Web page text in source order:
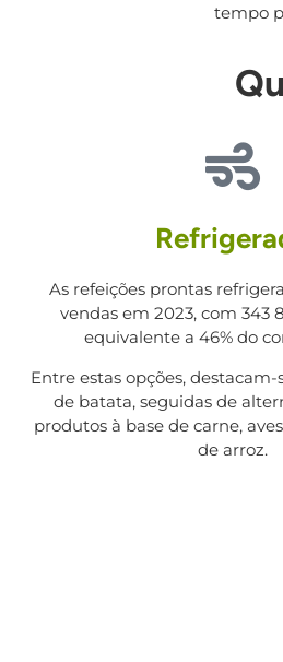
tempo
As refeições prontas
vendas em 2023, com 343
equivalente a 46% do
Entre estas opções, destacam-
de batata, seguidas de
produtos à base de carne,
de arroz.